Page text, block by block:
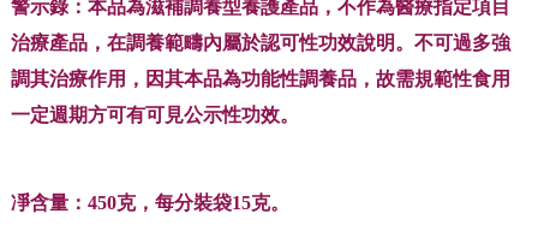
警示錄：本品為滋補調養型養護產品，不作為醫療指定項目
治療產品，在調養範疇內屬於認可性功效說明。不可過多強
調其治療作用，因其本品為功能性調養品，故需規範性食用
一定週期方可有可見公示性功效。
凈含量： 450克，每分裝袋15克。